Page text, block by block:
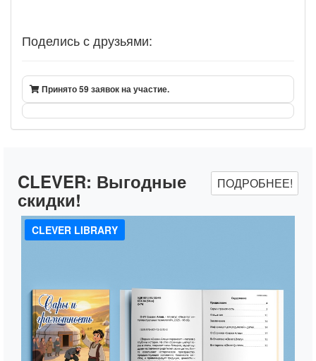
Поделись с друзьями:
Принято 59 заявок на участие.
CLEVER: Выгодные
скидки!
ПОДРОБНЕЕ!
CLEVER LIBRARY